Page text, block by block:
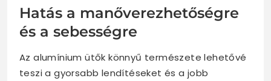
Hatás a manőverezhetőségre
és a sebességre
Az alumínium ütők könnyű természete lehetővé
teszi a gyorsabb lendítéseket és a jobb